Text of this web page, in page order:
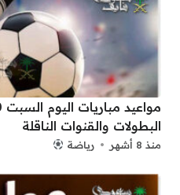
البطولات والقنوات الناقلة
منذ 8 أشهر رياضة